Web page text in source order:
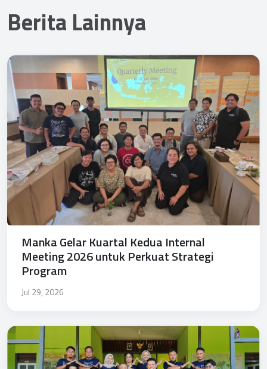
Berita Lainnya
Manka Gelar Kuartal Kedua Internal
Meeting 2026 untuk Perkuat Strategi
Program
Jul 29, 2026